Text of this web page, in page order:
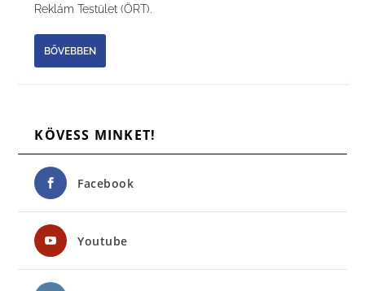
Reklám Testület (ÖRT).
BŐVEBBEN
KÖVESS MINKET!
Facebook
Youtube